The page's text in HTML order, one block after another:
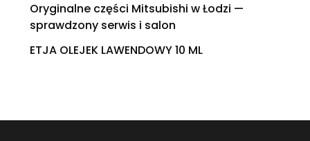
Oryginalne części Mitsubishi w Łodzi —
sprawdzony serwis i salon
ETJA OLEJEK LAWENDOWY 10 ML